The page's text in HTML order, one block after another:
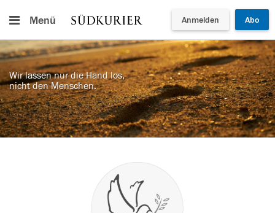
Menü Anmelden Abo
Wir lassen nur die Hand los,
nicht den Menschen.